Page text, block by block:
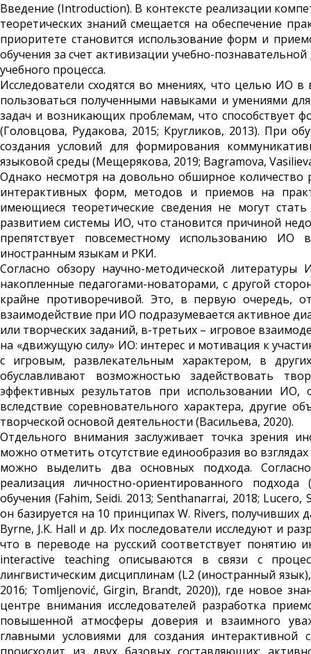
Введение (Introduction). В контексте реализации
теоретических знаний смещается на обеспечение
приоритете становится использование форм и
обучения за счет активизации учебно-
учебного процесса.
Исследователи сходятся во мнениях, что целью ИО в
пользоваться полученными навыками и умениями
задач и возникающих проблемам, что способствует
(Головцова, Рудакова, 2015; Кругликов, 2013). При
создания условий для формирования
языковой среды (Мещерякова, 2019; Bagramova,
Однако несмотря на довольно обширное
интерактивных форм, методов и приемов на
имеющиеся теоретические сведения не могут
развитием системы ИО, что становится причиной
препятствует повсеместному использованию
иностранным языкам и РКИ.
Согласно обзору научно-методической
накопленные педагогами-новаторами, с другой
крайне противоречивой. Это, в первую очередь,
взаимодействие при ИО подразумевается активное
или творческих заданий, в-третьих – игровое
на «движущую силу» ИО: интерес и мотивация к
с игровым, развлекательным характером, в
обуславливают возможностью задействовать
эффективных результатов при использовании ИО,
вследствие соревновательного характера, другие
творческой основой деятельности (Васильева, 2020).
Отдельного внимания заслуживает точка зрения
можно отметить отсутствие единообразия во
можно выделить два основных подхода.
реализация личностно-ориентированного
обучения (Fahim, Seidi. 2013; Senthanarrai, 2018;
он базируется на 10 принципах W. Rivers, получивших
Byrne, J.K. Hall и др. Их последователи исследуют и
что в переводе на русский соответствует понятию
interactive teaching описываются в связи с
лингвистическим дисциплинам (L2 (иностранный
2016; Tomljenović, Girgin, Brandt, 2020)), где новое
центре внимания исследователей разработка
повышенной атмосферы доверия и взаимного
главными условиями для создания интерактивной